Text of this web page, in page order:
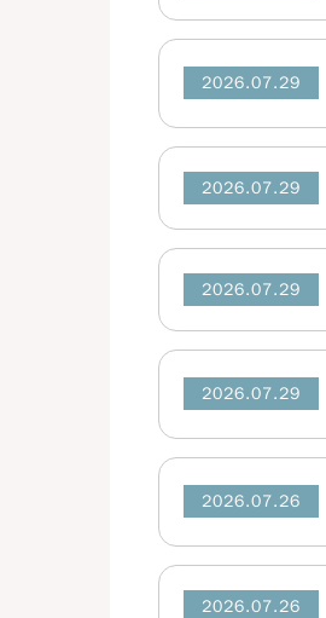
2026.07.29
2026.07.29
2026.07.29
2026.07.29
2026.07.26
2026.07.26